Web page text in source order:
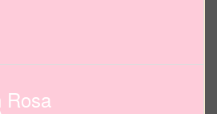
Rosa